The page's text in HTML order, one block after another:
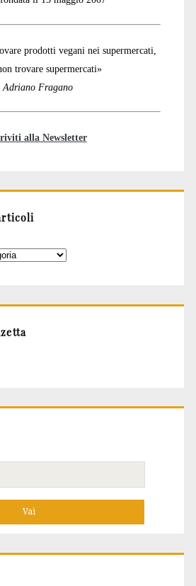
prodotti vegani nei supermercati,
trovare supermercati»
Adriano Fragano
alla Newsletter